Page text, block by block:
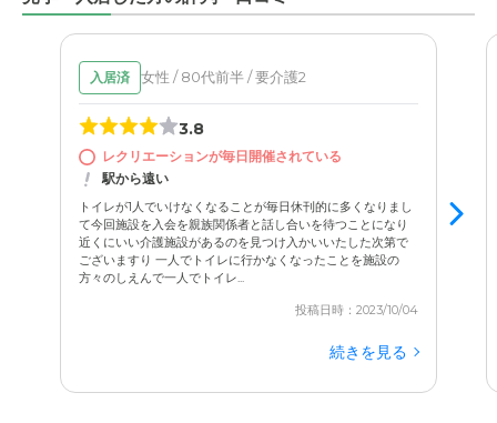
入居済 女性 / 80代前半 / 要介護2
3.8
レクリエーションが毎日開催されている
駅から遠い
トイレが1人でいけなくなることが毎日休刊的に多くなりまし
て今回施設を入会を親族関係者と話し合いを待つことになり
近くにいい介護施設があるのを見つけ入かいいたした次第で
ございますり 一人でトイレに行かなくなったことを施設の
方々のしえんで一人でトイレ...
投稿日時：2023/10/04
続きを見る